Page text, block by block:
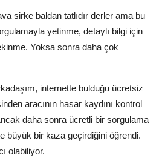
sirke baldan tatlıdır derler ama bu
yetinme, detaylı bilgi için
Yoksa sonra daha çok
internette bulduğu ücretsiz
aracının hasar kaydını kontrol
daha sonra ücretli bir sorgulama
büyük bir kaza geçirdiğini öğrendi.
olabiliyor.